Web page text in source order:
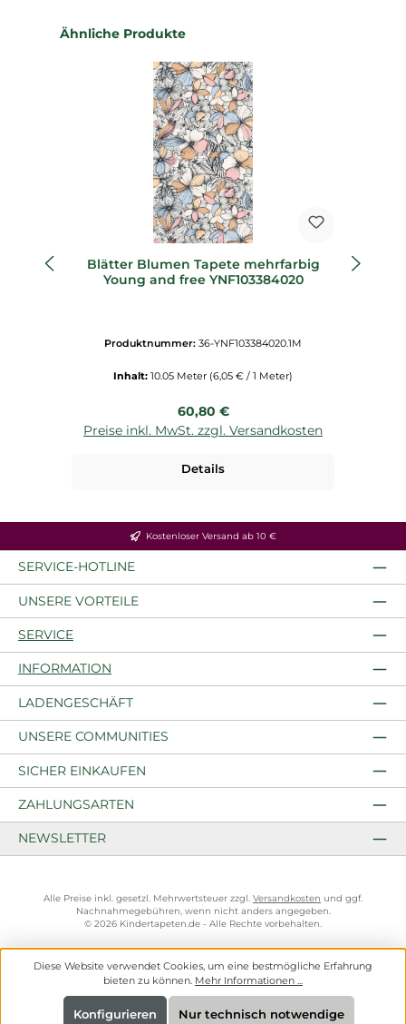
Produktgalerie überspringen
Ähnliche Produkte
Blätter Blumen Tapete mehrfarbig
Young and free YNF103384020
Produktnummer: 36-YNF103384020.1M
Inhalt: 10.05 Meter (6,05 € / 1 Meter)
Regulärer Preis:
60,80 €
Preise inkl. MwSt. zzgl. Versandkosten
Details
Kostenloser Versand ab 10 €
SERVICE-HOTLINE
UNSERE VORTEILE
SERVICE
INFORMATION
LADENGESCHÄFT
UNSERE COMMUNITIES
SICHER EINKAUFEN
ZAHLUNGSARTEN
NEWSLETTER
Alle Preise inkl. gesetzl. Mehrwertsteuer zzgl. Versandkosten und ggf.
Nachnahmegebühren, wenn nicht anders angegeben.
© 2026 Kindertapeten.de - Alle Rechte vorbehalten.
Diese Website verwendet Cookies, um eine bestmögliche Erfahrung
bieten zu können. Mehr Informationen ...
Nur technisch notwendige
Konfigurieren